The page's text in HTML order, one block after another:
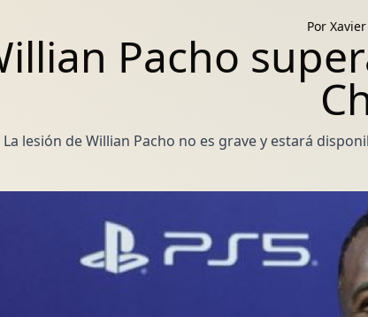
Por
Pacho
La lesión de Willian Pacho no es grave y estará